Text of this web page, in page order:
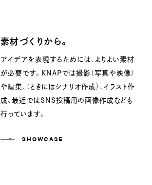
素材づくりから。
アイデアを表現するためには、よりよい素材
が必要です。KNAPでは撮影（写真や映像）
や編集、（ときにはシナリオ作成）、イラスト作
成、最近ではSNS投稿用の画像作成なども
行っています。
SHOWCASE